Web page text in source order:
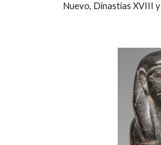
Nuevo, Dinastías XVIII